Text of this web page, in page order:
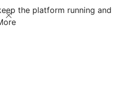
the platform running and